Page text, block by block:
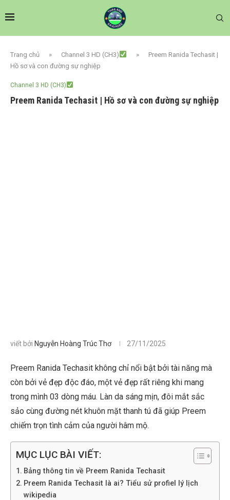
Trang chủ » Channel 3 HD (CH3) »
Preem Ranida Techasit |
Hồ sơ và con đường sự nghiệp
Channel 3 HD (CH3)
Preem Ranida Techasit | Hồ sơ và con đường sự nghiệp
viết bởi Nguyễn Hoàng Trúc Thơ 27/11/2025
Preem Ranida Techasit không chỉ nổi bật bởi tài năng mà
còn bởi vẻ đẹp độc đáo, một vẻ đẹp rất riêng khi mang
trong mình 03 dòng máu. Làn da sáng mịn, đôi mắt sắc
sảo cùng đường nét khuôn mặt thanh tú đã giúp Preem
chiếm trọn tình cảm của người hâm mộ.
MỤC LỤC BÀI VIẾT:
Bảng thông tin về Preem Ranida Techasit
Preem Ranida Techasit là ai? Tiểu sử profiel lý lịch
wikipedia